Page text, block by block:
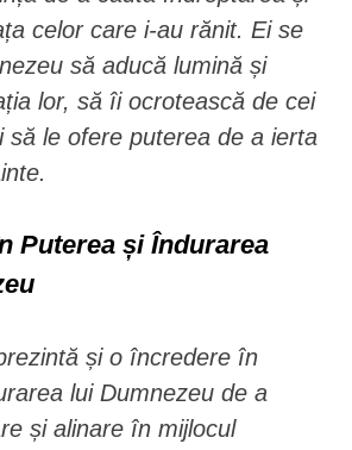
celor care i-au rănit. Ei se
să aducă lumină și
lor, să îi ocrotească de cei
să le ofere puterea de a ierta
Puterea și Îndurarea
și o încredere în
lui Dumnezeu de a
și alinare în mijlocul